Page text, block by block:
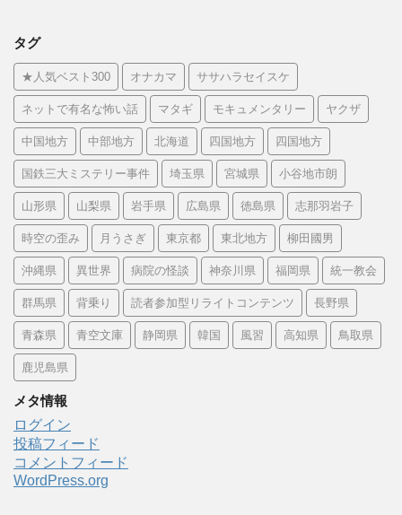
タグ
★人気ベスト300 オナカマ ササハラセイスケ
ネットで有名な怖い話 マタギ モキュメンタリー ヤクザ
中国地方 中部地方 北海道 四国地方 四国地方
国鉄三大ミステリー事件 埼玉県 宮城県 小谷地市朗
山形県 山梨県 岩手県 広島県 徳島県 志那羽岩子
時空の歪み 月うさぎ 東京都 東北地方 柳田國男
沖縄県 異世界 病院の怪談 神奈川県 福岡県 統一教会
群馬県 背乗り 読者参加型リライトコンテンツ 長野県
青森県 青空文庫 静岡県 韓国 風習 高知県 鳥取県
鹿児島県
メタ情報
ログイン
投稿フィード
コメントフィード
WordPress.org